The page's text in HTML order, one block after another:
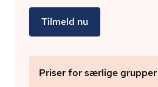
Tilmeld nu
Priser for særlige grupper